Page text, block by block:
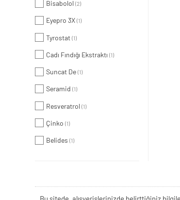
Bisabolol (2)
Eyepro 3X (1)
Tyrostat (1)
Cadı Fındığı Ekstraktı (1)
Suncat De (1)
Seramid (1)
Resveratrol (1)
Çinko (1)
Belides (1)